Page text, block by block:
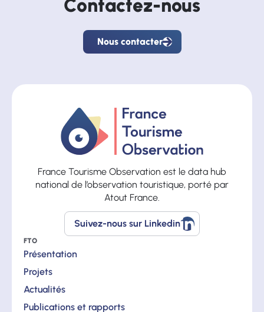
Contactez-nous
Nous
contacter
Nous contacter
France Tourisme Observation est le data hub
national de l’observation touristique, porté par
Atout France.
Suivez-
nous
Suivez-nous sur Linkedin
FTO
Présentation
Projets
Actualités
Publications et rapports